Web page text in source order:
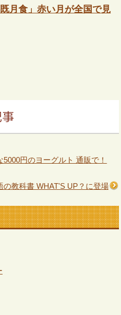
月食」赤い月が全国で見
円のヨーグルト 通販で！
の教科書 WHAT'S UP？に登場